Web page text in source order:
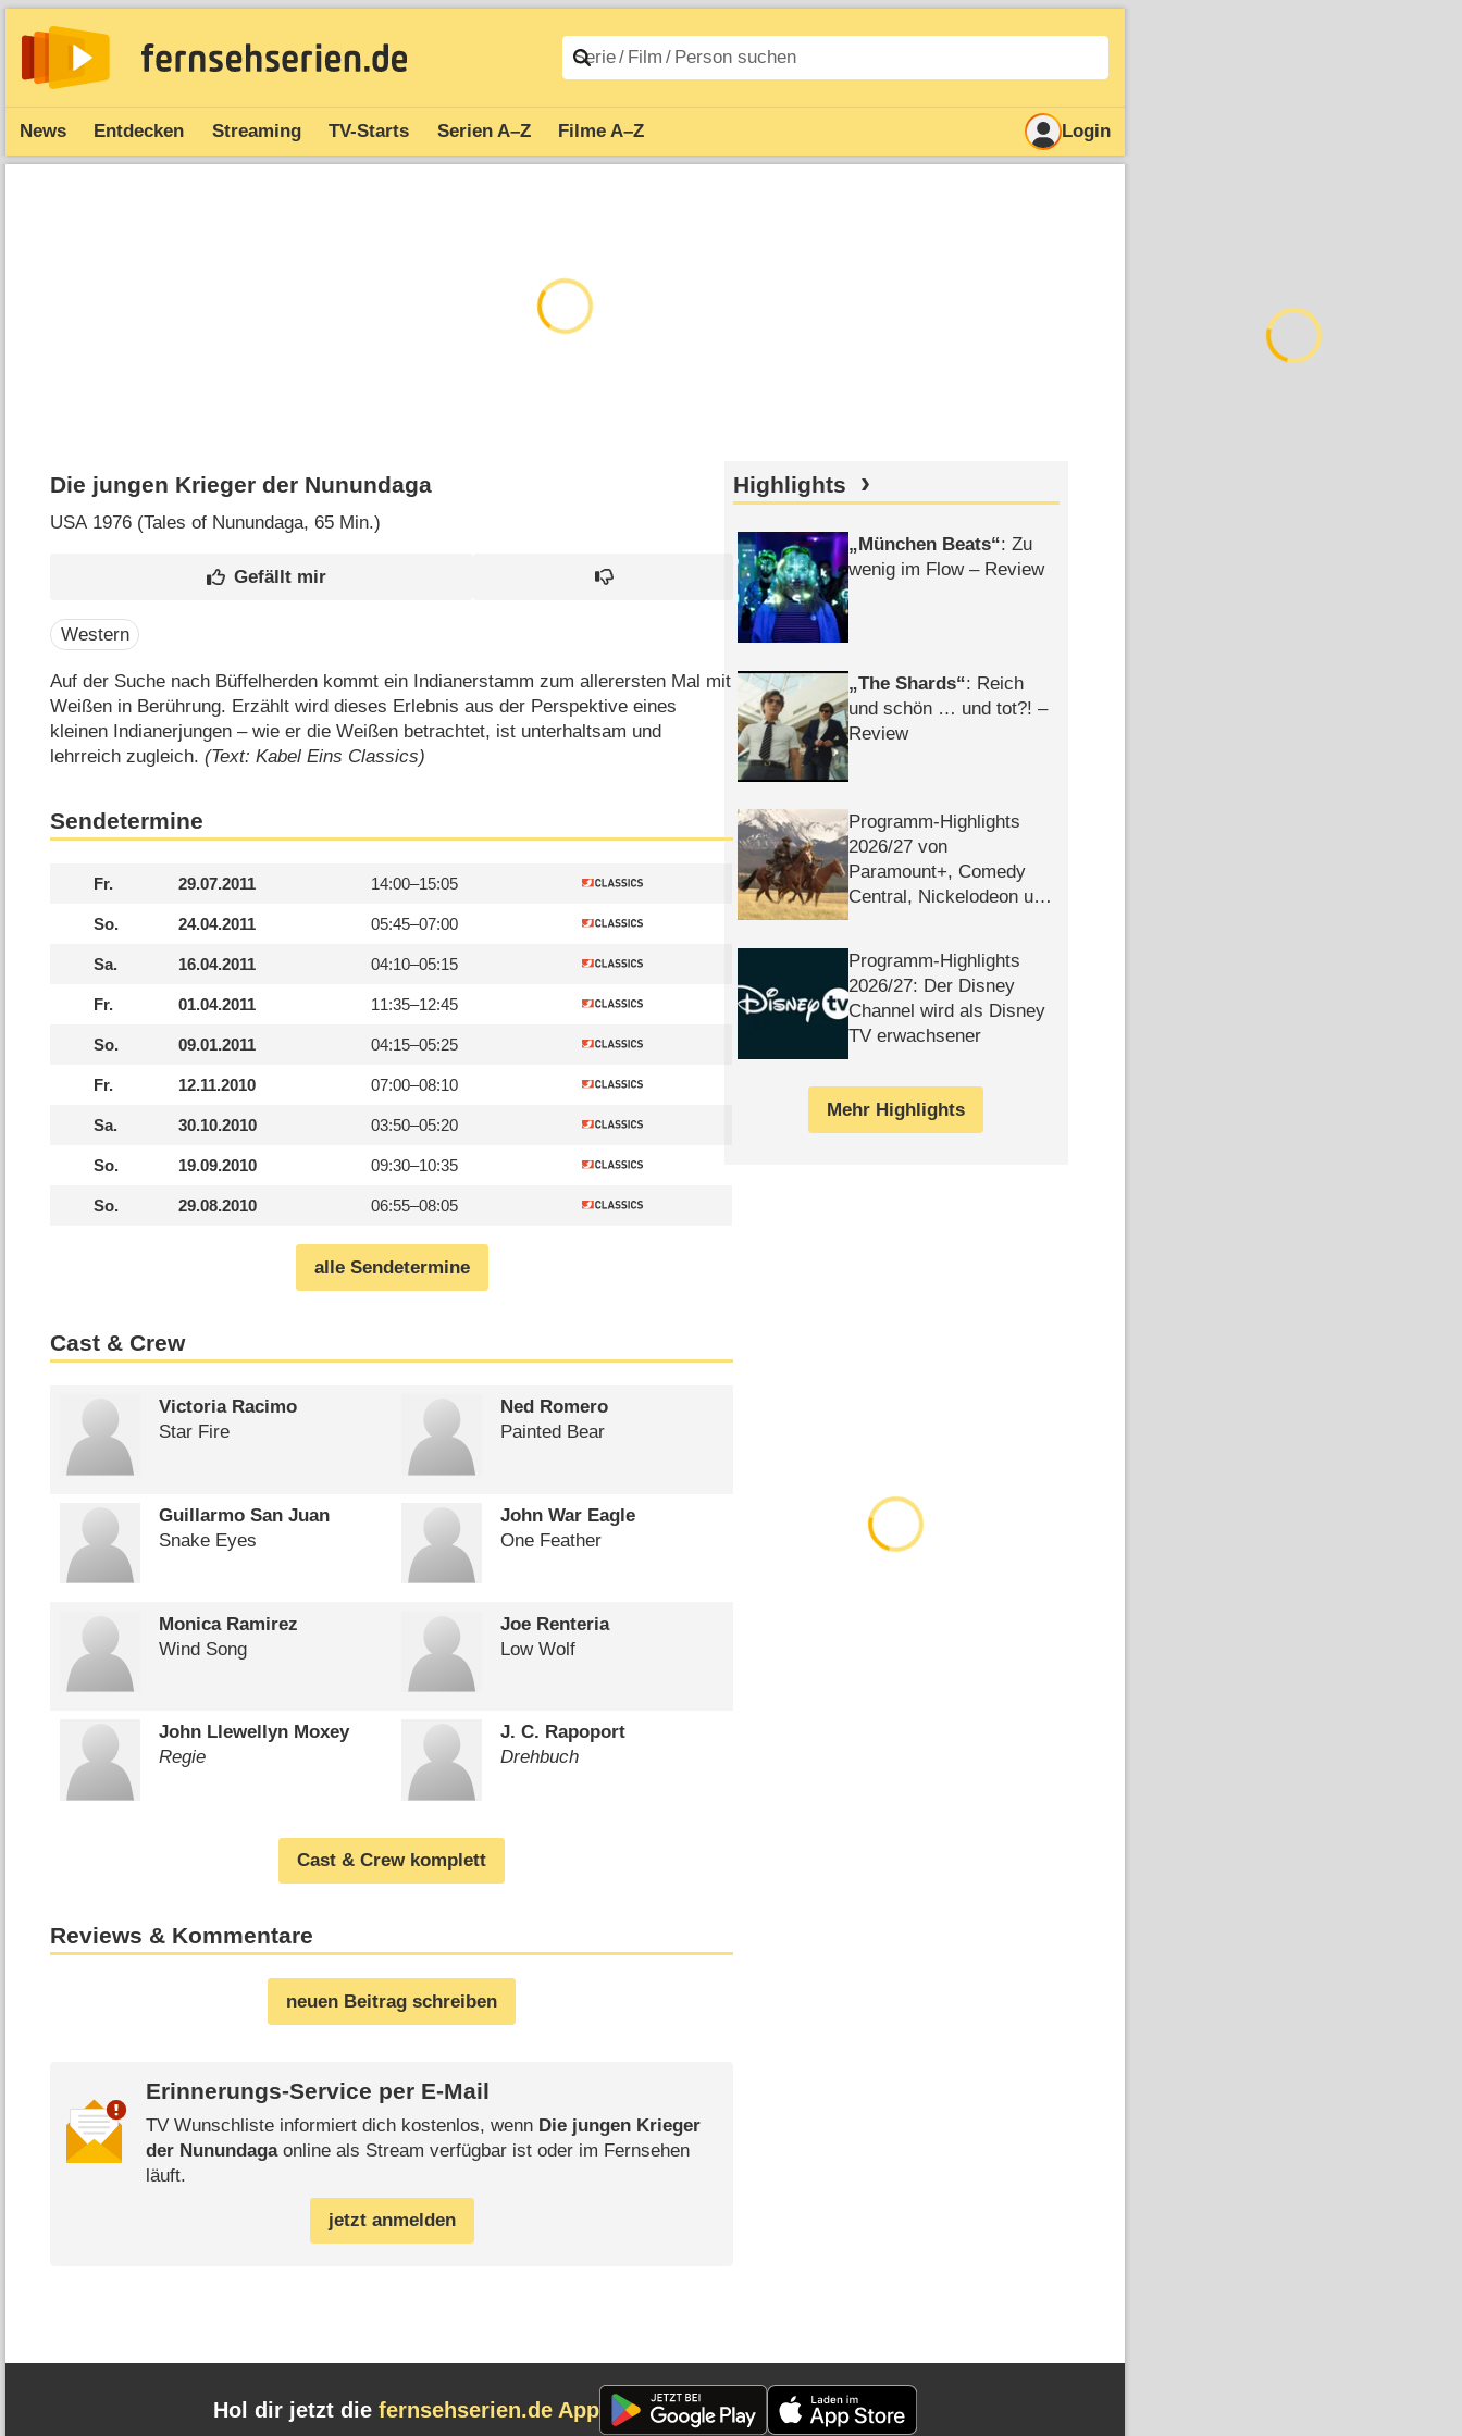
News Entdecken Streaming TV-Starts Serien A–Z Filme A–Z Login
Die jungen Krieger der Nunundaga
USA1976 (Tales of Nunundaga‎, 65 Min.)
Western
Auf der Suche nach Büffelherden kommt ein Indianerstamm zum allerersten Mal mit
Weißen in Berührung. Erzählt wird dieses Erlebnis aus der Perspektive eines
kleinen Indianerjungen – wie er die Weißen betrachtet, ist unterhaltsam und
lehrreich zugleich.(Text: Kabel Eins Classics)
Sendetermine
Fr. 29.07.2011 14:00–15:05
So. 24.04.2011 05:45–07:00
Sa. 16.04.2011 04:10–05:15
Fr. 01.04.2011 11:35–12:45
So. 09.01.2011 04:15–05:25
Fr. 12.11.2010 07:00–08:10
Sa. 30.10.2010 03:50–05:20
So. 19.09.2010 09:30–10:35
So. 29.08.2010 06:55–08:05
alle Sendetermine
Cast & Crew
Victoria Racimo
Star Fire
Ned Romero
Painted Bear
Guillarmo San Juan
Snake Eyes
John War Eagle
One Feather
Monica Ramirez
Wind Song
Joe Renteria
Low Wolf
John Llewellyn Moxey
Regie
J. C. Rapoport
Drehbuch
Cast & Crew komplett
Reviews & Kommentare
neuen Beitrag schreiben
Erinnerungs-Service per E-Mail
TV Wunschliste informiert dich kostenlos, wenn Die jungen Krieger
der Nunundagaonline als Stream verfügbar ist oder im Fernsehen
läuft.
jetzt anmelden
Highlights
München Beats : Zu
wenig im Flow – Review
The Shards : Reich
und schön … und tot?! –
Review
Programm-Highlights
2026/​27 von
Paramount+, Comedy
Central, Nickelodeon und
Programm-Highlights
2026/​27: Der Disney
Channel wird als Disney
TV erwachsener
Mehr Highlights
Hol dir jetzt die fernsehserien.de App